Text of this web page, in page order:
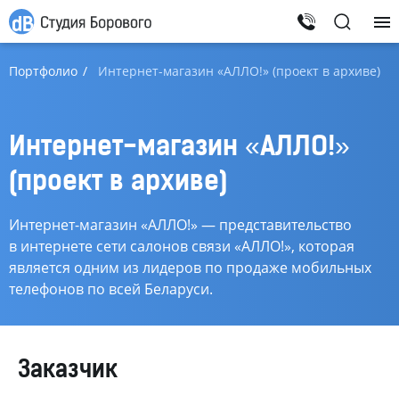
Создание
Портфолио Интернет-магазин «АЛЛО!» (проект в архиве)
Интернет-магазин «АЛЛО!»
(проект в архиве)
Интернет-магазин «АЛЛО!» — представительство
в интернете сети салонов связи «АЛЛО!», которая
является одним из лидеров по продаже мобильных
телефонов по всей Беларуси.
Заказчик